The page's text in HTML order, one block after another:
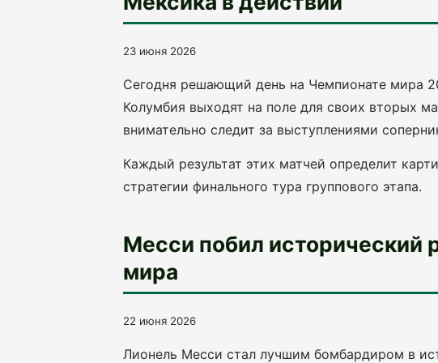
23 июня 2026
Сегодня решающий день на Чемпионате мира
Колумбия выходят на поле для своих вторых
внимательно следит за выступлениями
Каждый результат этих матчей определит
стратегии финального тура группового этапа.
Месси побил исторический
мира
22 июня 2026
Лионель Месси стал лучшим бомбардиром в